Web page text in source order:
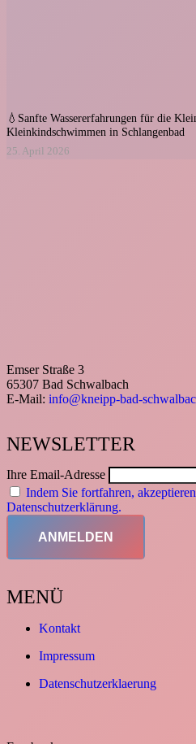
💧Sanfte Wassererfahrungen für die
Kleinkindschwimmen in Schlangenbad
25. April 2026
Emser Straße 3
65307 Bad Schwalbach
E-Mail: info@kneipp-bad-
NEWSLETTER
Ihre Email-Adresse
Indem Sie fortfahren,
Datenschutzerklärung.
MENÜ
Kontakt
Impressum
Datenschutzerklaerung